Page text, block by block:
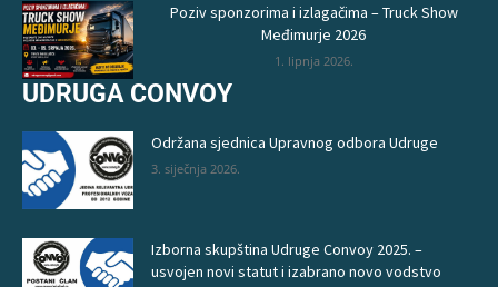
Poziv sponzorima i izlagačima – Truck Show
Međimurje 2026
1. lipnja 2026.
UDRUGA CONVOY
Održana sjednica Upravnog odbora Udruge
3. siječnja 2026.
Izborna skupština Udruge Convoy 2025. –
usvojen novi statut i izabrano novo vodstvo